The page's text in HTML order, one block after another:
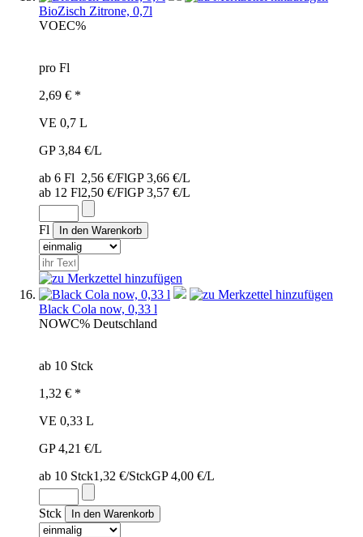
BioZisch Zitrone, 0,7l
VOEC%
pro Fl
2,69 € *
VE 0,7 L
GP 3,84 €/L
ab 6 Fl 2,56 €/FlGP 3,66 €/L
ab 12 Fl2,50 €/FlGP 3,57 €/L
Fl
Black Cola now, 0,33 l
NOWC% Deutschland
ab 10 Stck
1,32 € *
VE 0,33 L
GP 4,21 €/L
ab 10 Stck1,32 €/StckGP 4,00 €/L
Stck